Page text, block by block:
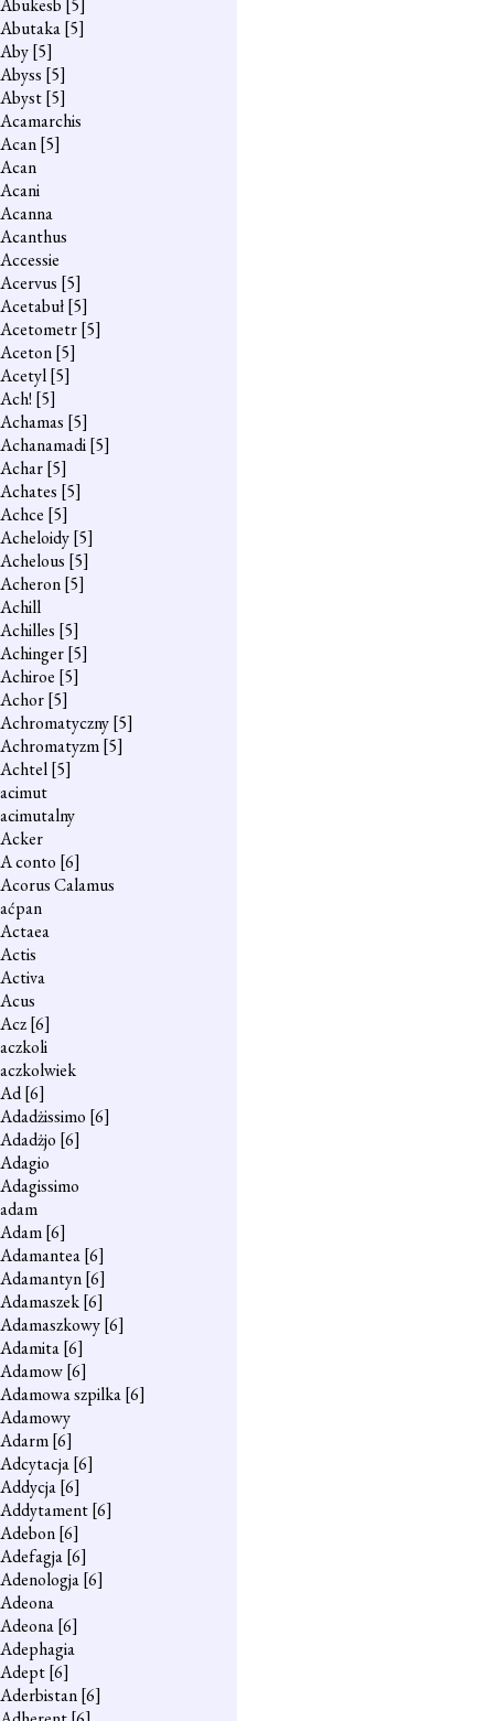
Abukesb [5]
Abutaka[5]
Aby[5]
Abyss [5]
Abyst[5]
Acamarchis
Acan[5]
Acan
Acani
Acanna
Acanthus
Accessie
Acervus [5]
Acetabuł[5]
Acetometr[5]
Aceton[5]
Acetyl[5]
Ach! [5]
Achamas [5]
Achanamadi[5]
Achar[5]
Achates [5]
Achce [5]
Acheloidy[5]
Achelous [5]
Acheron[5]
Achill
Achilles [5]
Achinger[5]
Achiroe [5]
Achor[5]
Achromatyczny[5]
Achromatyzm[5]
Achtel[5]
acimut
acimutalny
Acker
A conto [6]
Acorus Calamus
aćpan
Actaea
Actis
Activa
Acus
Acz[6]
aczkoli
aczkolwiek
Ad[6]
Adadżissimo [6]
Adadżjo [6]
Adagio
Adagissimo
adam
Adam[6]
Adamantea[6]
Adamantyn[6]
Adamaszek[6]
Adamaszkowy[6]
Adamita[6]
Adamow[6]
Adamowa szpilka[6]
Adamowy
Adarm[6]
Adcytacja[6]
Addycja[6]
Addytament[6]
Adebon[6]
Adefagja[6]
Adenologja[6]
Adeona
Adeona[6]
Adephagia
Adept[6]
Aderbistan[6]